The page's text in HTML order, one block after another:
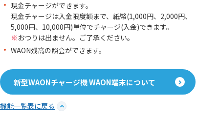
現金チャージができます。
現金チャージは入金限度額まで、紙幣(1,000円、2,000円、
5,000円、10,000円)単位でチャージ(入金)できます。
※ おつりは出ません。ご了承ください。
WAON残高の照会ができます。
新型WAONチャージ機 WAON端末について
機能一覧表に戻る